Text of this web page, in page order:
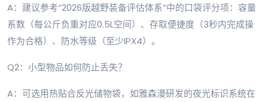
A：建议参考“2026版越野装备评估体系”中的口袋评分项：容量
系数（每公斤负重对应0.5L空间）、存取便捷度（3秒内完成操
作为合格）、防水等级（至少IPX4）。
Q2：小型物品如何防止丢失？
A：可选用热贴合反光储物袋，如雅森漫研发的夜光标识系统在